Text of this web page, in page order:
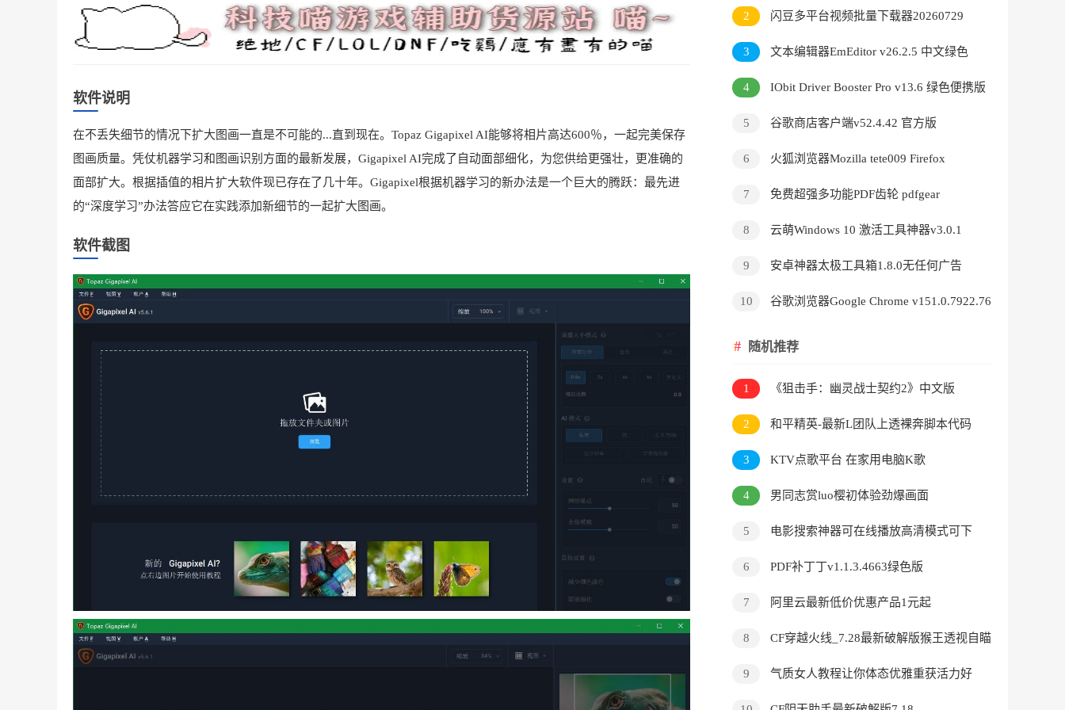
软件说明
在不丢失细节的情况下扩大图画一直是不可能的...直到现在。Topaz Gigapixel AI能够将相片高达600％，一起完美保存
图画质量。凭仗机器学习和图画识别方面的最新发展，Gigapixel AI完成了自动面部细化，为您供给更强壮，更准确的
面部扩大。根据插值的相片扩大软件现已存在了几十年。Gigapixel根据机器学习的新办法是一个巨大的腾跃：最先进
的“深度学习”办法答应它在实践添加新细节的一起扩大图画。
软件截图
v3.9.24.5378直装版
2
闪豆多平台视频批量下载器20260729
3
文本编辑器EmEditor v26.2.5 中文绿色
版
4
IObit Driver Booster Pro v13.6 绿色便携版
5 谷歌商店客户端v52.4.42 官方版
6
火狐浏览器Mozilla tete009 Firefox
7
免费超强多功能PDF齿轮 pdfgear
8
云萌Windows 10 激活工具神器v3.0.1
9 安卓神器太极工具箱1.8.0无任何广告
10
谷歌浏览器Google Chrome v151.0.7922.76
随机推荐
1 《狙击手：幽灵战士契约2》中文版
2 和平精英-最新L团队上透裸奔脚本代码
3 KTV点歌平台 在家用电脑K歌
4 男同志赏luo樱初体验劲爆画面
5
电影搜索神器可在线播放高清模式可下
6
PDF补丁丁v1.1.3.4663绿色版
7 阿里云最新低价优惠产品1元起
8
CF穿越火线_7.28最新破解版猴王透视自瞄
9
气质女人教程让你体态优雅重获活力好